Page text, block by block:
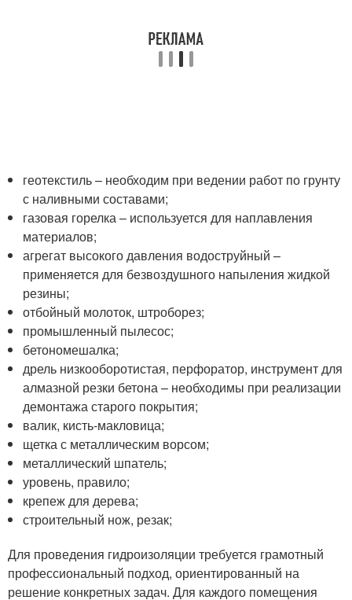
геотекстиль – необходим при ведении работ по грунту
с наливными составами;
газовая горелка – используется для наплавления
материалов;
агрегат высокого давления водоструйный –
применяется для безвоздушного напыления жидкой
резины;
отбойный молоток, штроборез;
промышленный пылесос;
бетономешалка;
дрель низкооборотистая, перфоратор, инструмент для
алмазной резки бетона – необходимы при реализации
демонтажа старого покрытия;
валик, кисть-макловица;
щетка с металлическим ворсом;
металлический шпатель;
уровень, правило;
крепеж для дерева;
строительный нож, резак;
Для проведения гидроизоляции требуется грамотный
профессиональный подход, ориентированный на
решение конкретных задач. Для каждого помещения